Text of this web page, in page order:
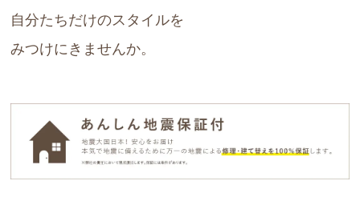
自分たちだけのスタイルを
みつけにきませんか。